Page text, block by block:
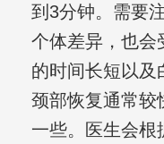
到3分钟。需要
个体差异，也会
的时间长短以及
颈部恢复通常较
一些。医生会根